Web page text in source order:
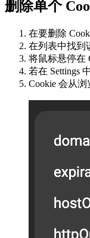
删除单个
在要删除
在列表中找到
将鼠标悬停在
若在 Settings
Cookie 会从浏